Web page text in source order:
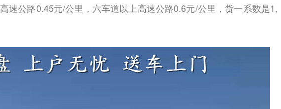
高速公路0.45元/公里，六车道以上高速公路0.6元/公里，货一系数是1,